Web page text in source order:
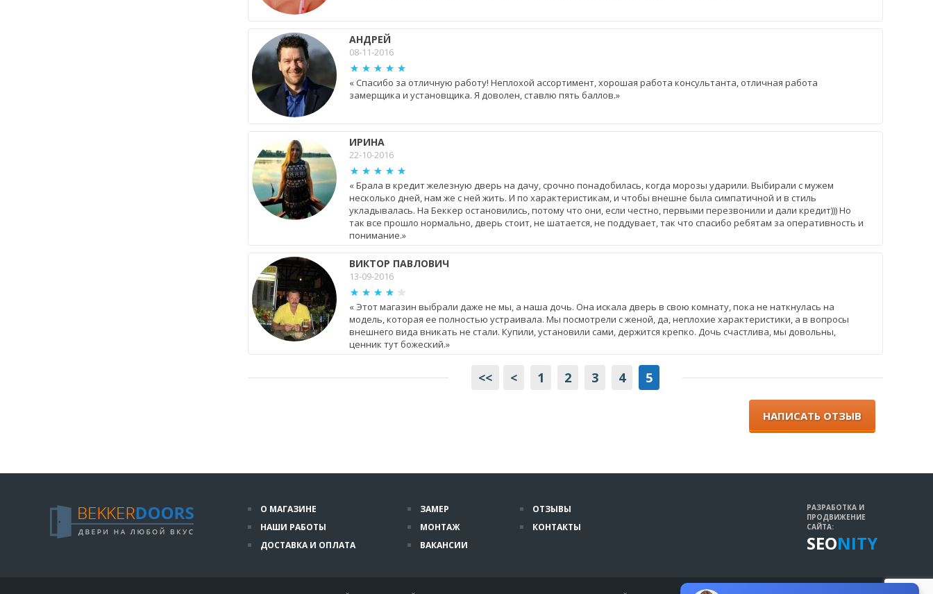
АНДРЕЙ
08-11-2016
« Спасибо за отличную работу! Неплохой ассортимент, хорошая работа консультанта, отличная работа
замерщика и установщика. Я доволен, ставлю пять баллов.»
ИРИНА
22-10-2016
« Брала в кредит железную дверь на дачу, срочно понадобилась, когда морозы ударили. Выбирали с мужем
несколько дней, нам же с ней жить. И по характеристикам, и чтобы внешне была симпатичной и в стиль
укладывалась. На Беккер остановились, потому что они, если честно, первыми перезвонили и дали кредит))) Но
так все прошло нормально, дверь стоит, не шатается, не поддувает, так что спасибо ребятам за оперативность и
понимание.»
ВИКТОР ПАВЛОВИЧ
13-09-2016
« Этот магазин выбрали даже не мы, а наша дочь. Она искала дверь в свою комнату, пока не наткнулась на
модель, которая ее полностью устраивала. Мы посмотрели с женой, да, неплохие характеристики, а в вопросы
внешнего вида вникать не стали. Купили, установили сами, держится крепко. Дочь счастлива, мы довольны,
ценник тут божеский.»
<< < 1 2 3 4 5
НАПИСАТЬ ОТЗЫВ
О МАГАЗИНЕ
НАШИ РАБОТЫ
ДОСТАВКА И ОПЛАТА
ЗАМЕР
МОНТАЖ
ВАКАНСИИ
ОТЗЫВЫ
КОНТАКТЫ
РАЗРАБОТКА И
ПРОДВИЖЕНИЕ
САЙТА:
SEONITY